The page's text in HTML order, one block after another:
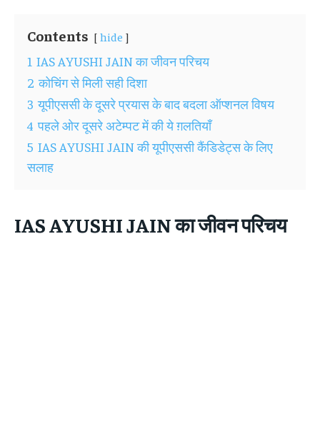
Contents hide
1 IAS AYUSHI JAIN का जीवन परिचय
2 कोचिंग से मिली सही दिशा
3 यूपीएससी के दूसरे प्रयास के बाद बदला ऑप्शनल विषय
4 पहले ओर दूसरे अटेम्पट में की ये ग़लतियाँ
5 IAS AYUSHI JAIN की यूपीएससी कैंडिडेट्स के लिए
सलाह
IAS AYUSHI JAINका जीवन परिचय